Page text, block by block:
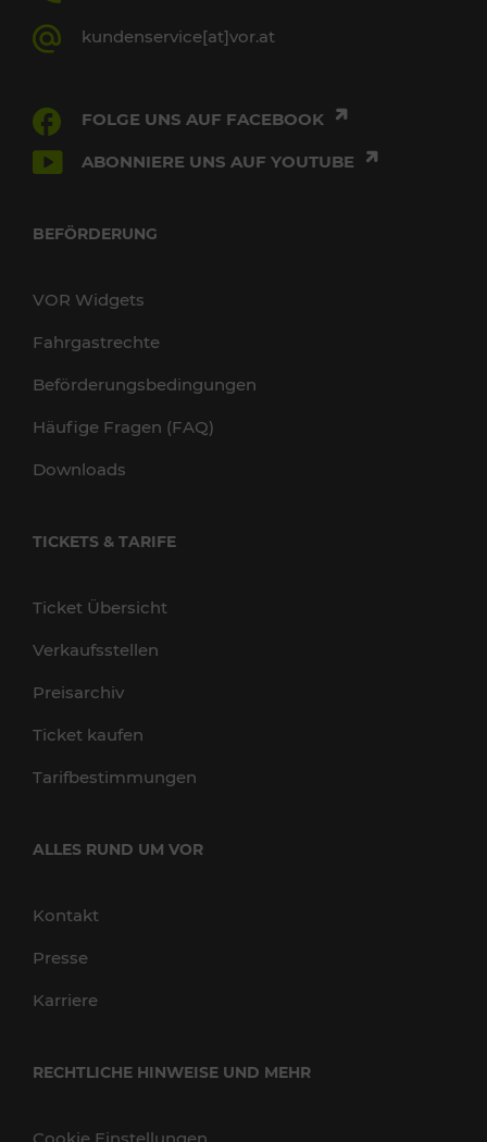
kundenservice[at]vor.at
FOLGE UNS AUF FACEBOOK
ABONNIERE UNS AUF YOUTUBE
BEFÖRDERUNG
VOR Widgets
Fahrgastrechte
Beförderungsbedingungen
Häufige Fragen (FAQ)
Downloads
TICKETS & TARIFE
Ticket Übersicht
Verkaufsstellen
Preisarchiv
Ticket kaufen
Tarifbestimmungen
ALLES RUND UM VOR
Kontakt
Presse
Karriere
RECHTLICHE HINWEISE UND MEHR